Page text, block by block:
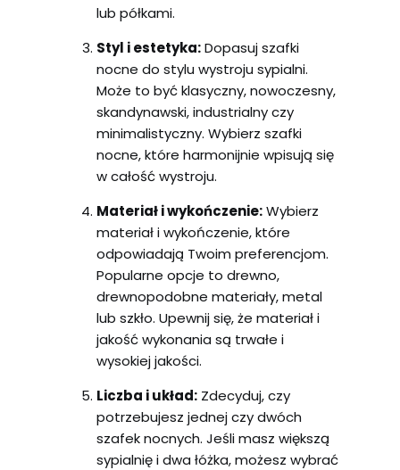
lub półkami.
Styl i estetyka:Dopasuj szafki
nocne do stylu wystroju sypialni.
Może to być klasyczny, nowoczesny,
skandynawski, industrialny czy
minimalistyczny. Wybierz szafki
nocne, które harmonijnie wpisują się
w całość wystroju.
Materiał i wykończenie:Wybierz
materiał i wykończenie, które
odpowiadają Twoim preferencjom.
Popularne opcje to drewno,
drewnopodobne materiały, metal
lub szkło. Upewnij się, że materiał i
jakość wykonania są trwałe i
wysokiej jakości.
Liczba i układ: Zdecyduj, czy
potrzebujesz jednej czy dwóch
szafek nocnych. Jeśli masz większą
sypialnię i dwa łóżka, możesz wybrać